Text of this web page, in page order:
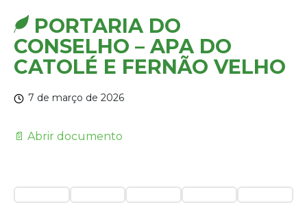
PORTARIA DO
CONSELHO – APA DO
CATOLÉ E FERNÃO VELHO
7 de março de 2026
📄 Abrir documento